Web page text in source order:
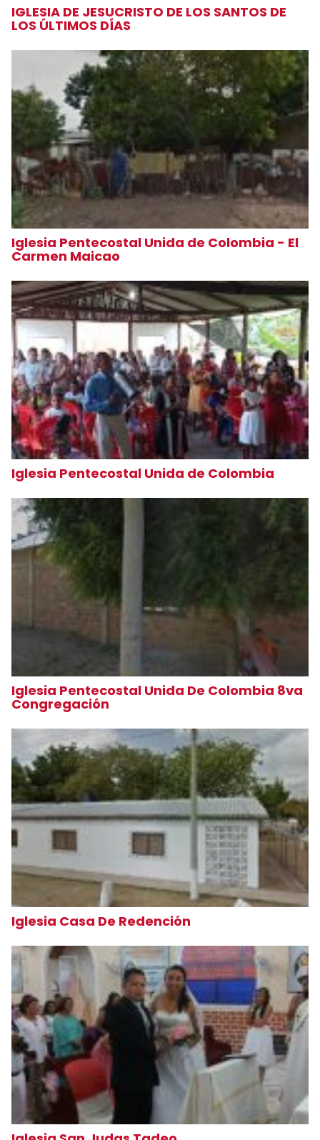
IGLESIA DE JESUCRISTO DE LOS SANTOS DE
LOS ÚLTIMOS DÍAS
Iglesia Pentecostal Unida de Colombia - El
Carmen Maicao
Iglesia Pentecostal Unida de Colombia
Iglesia Pentecostal Unida De Colombia 8va
Congregación
Iglesia Casa De Redención